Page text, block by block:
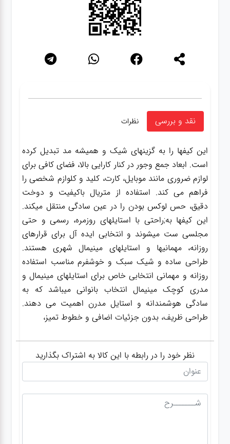
نقد و بررسی نظرات
این کیفها را به گزینهای شیک و همیشه مد تبدیل کرده
است. ابعاد جمع وجور در کنار کارایی بالا، فضای کافی برای
لوازم ضروری مانند موبایل، کارت، کلید و کلوازم شخصی را
فراهم می کند. استفاده از متریال باکیفیت و دوخت
دقیق، حس لوکس بودن را در عین سادگی منتقل میکند.
این کیفها به;راحتی با استایلهای روزمره، رسمی و حتی
مجلسی ست میشوند و انتخابی ایده آل برای قرارهای
روزانه، مهمانیها و استایلهای مینیمال شهری هستند.
طراحی ساده و شیک سبک و خوشفرم مناسب استفاده
روزانه و مهمانی انتخابی خاص برای استایلهای مینیمال و
مدری کوچک مینیمال انتخاب بانوانی میباشد که به
سادگی هوشمندانه و استایل مدرن اهمیت می دهند.
طراحی ظریف، بدون جزئیات اضافی و خطوط تمیز،
نظر خود را در رابطه با این کالا به اشتراک بگذارید